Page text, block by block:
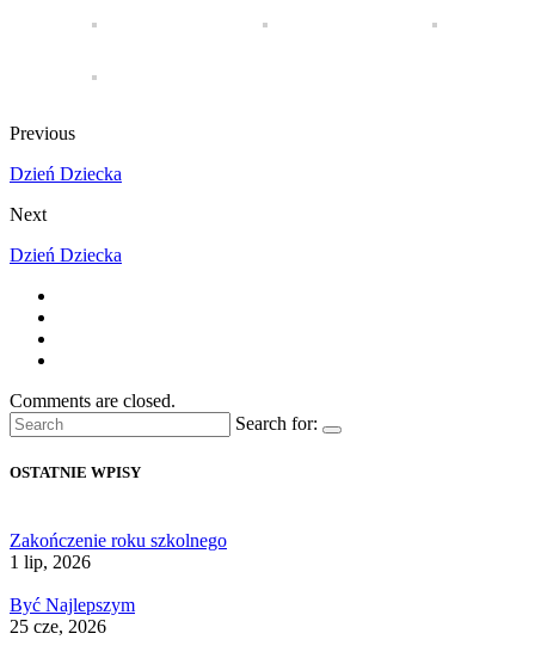
Previous
Dzień Dziecka
Next
Dzień Dziecka
Comments are closed.
Search for:
OSTATNIE WPISY
Zakończenie roku szkolnego
1 lip, 2026
Być Najlepszym
25 cze, 2026